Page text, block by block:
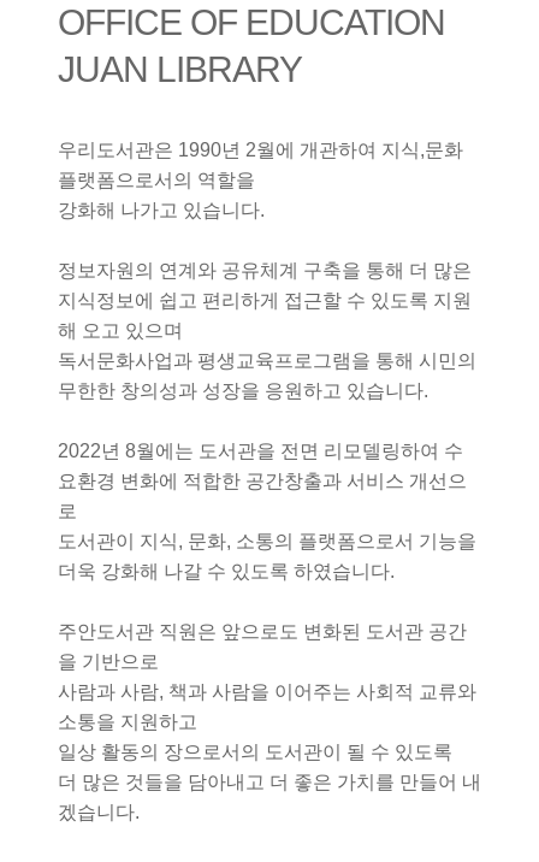
OFFICE OF EDUCATION
JUAN LIBRARY
우리도서관은 1990년 2월에 개관하여 지식,문화
플랫폼으로서의 역할을
강화해 나가고 있습니다.
정보자원의 연계와 공유체계 구축을 통해 더 많은
지식정보에 쉽고 편리하게 접근할 수 있도록 지원
해 오고 있으며
독서문화사업과 평생교육프로그램을 통해 시민의
무한한 창의성과 성장을 응원하고 있습니다.
2022년 8월에는 도서관을 전면 리모델링하여 수
요환경 변화에 적합한 공간창출과 서비스 개선으
로
도서관이 지식, 문화, 소통의 플랫폼으로서 기능을
더욱 강화해 나갈 수 있도록 하였습니다.
주안도서관 직원은 앞으로도 변화된 도서관 공간
을 기반으로
사람과 사람, 책과 사람을 이어주는 사회적 교류와
소통을 지원하고
일상 활동의 장으로서의 도서관이 될 수 있도록
더 많은 것들을 담아내고 더 좋은 가치를 만들어 내
겠습니다.